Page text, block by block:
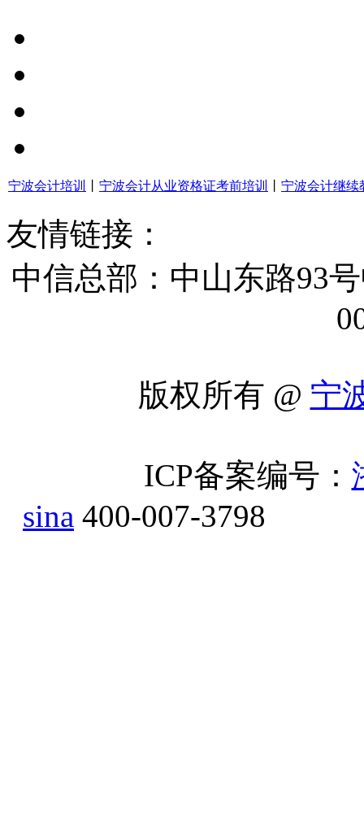
宁波会计培训 宁波会计从业资格证考前培训 宁波会计继续
友情链接：
中信总部：中山东路93
版权所有 @ 宁
ICP备案编号：
sina 400-007-3798